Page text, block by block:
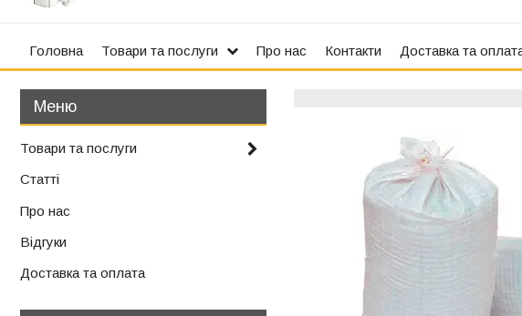
Головна Товари та послуги Про нас Контакти Доставка та
Товари та послуги
Статті
Про нас
Відгуки
Доставка та оплата